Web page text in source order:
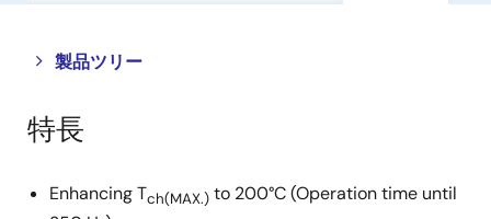
製品ツリー
Close
tree
menu
Open
tree
menu
特長
Enhancing Tch(MAX.) to 200°C (Operation time until